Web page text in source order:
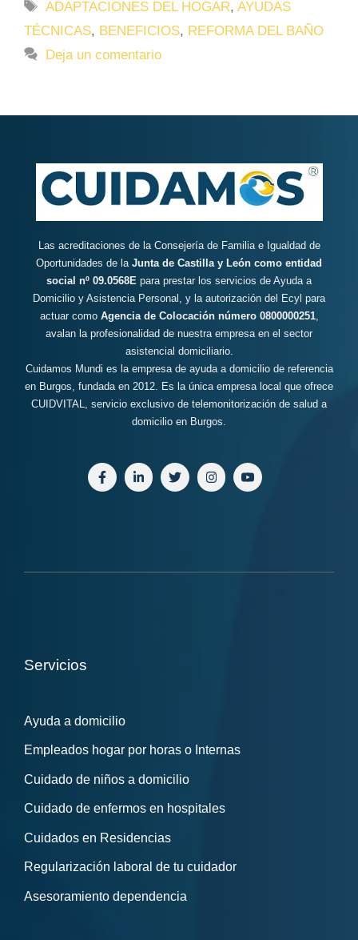
Etiquetas
ADAPTACIONES DEL HOGAR,AYUDAS
TÉCNICAS, BENEFICIOS, REFORMA DEL BAÑO
Deja un comentario
Las acreditaciones de la Consejería de Familia e Igualdad de
Oportunidades de la Junta de Castilla y León como entidad
social nº 09.0568E para prestar los servicios de Ayuda a
Domicilio y Asistencia Personal, y la autorización del Ecyl para
actuar como Agencia de Colocación número 0800000251,
avalan la profesionalidad de nuestra empresa en el sector
asistencial domiciliario.
Cuidamos Mundi es la empresa de ayuda a domicilio de referencia
en Burgos, fundada en 2012. Es la única empresa local que ofrece
CUIDVITAL, servicio exclusivo de telemonitorización de salud a
domicilio en Burgos.
Servicios
Ayuda a domicilio
Empleados hogar por horas o Internas
Cuidado de niños a domicilio
Cuidado de enfermos en hospitales
Cuidados en Residencias
Regularización laboral de tu cuidador
Asesoramiento dependencia